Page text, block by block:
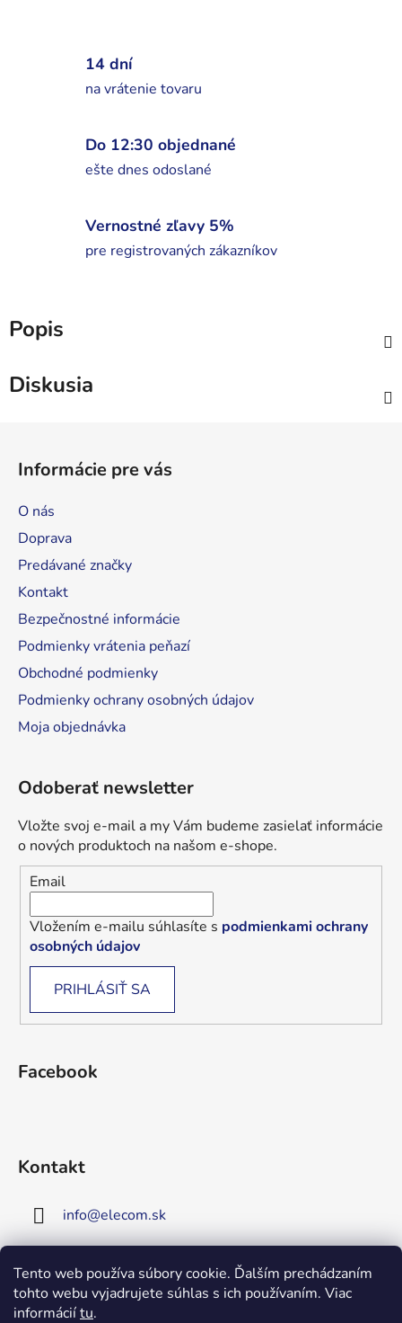
Tento web používa súbory cookie. Ďalším prechádzaním
tohto webu vyjadrujete súhlas s ich používaním. Viac
informáciítu.
Upozornenie!
14 dní
na vrátenie tovaru
Do 12:30 objednané
ešte dnes odoslané
Vernostné zľavy 5%
pre registrovaných zákazníkov
Popis
Diskusia
Informácie pre vás
O nás
Doprava
Predávané značky
Kontakt
Bezpečnostné informácie
Podmienky vrátenia peňazí
Obchodné podmienky
Podmienky ochrany osobných údajov
Moja objednávka
Odoberať newsletter
Vložte svoj e-mail a my Vám budeme zasielať informácie
o nových produktoch na našom e-shope.
Email
Vložením e-mailu súhlasíte s podmienkami ochrany
osobných údajov
PRIHLÁSIŤ SA
Facebook
Kontakt
info@elecom.sk